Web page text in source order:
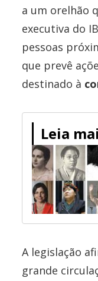
a um orelhão
executiva do
pessoas
que prevê
destinado à
Leia
A legislação
grande